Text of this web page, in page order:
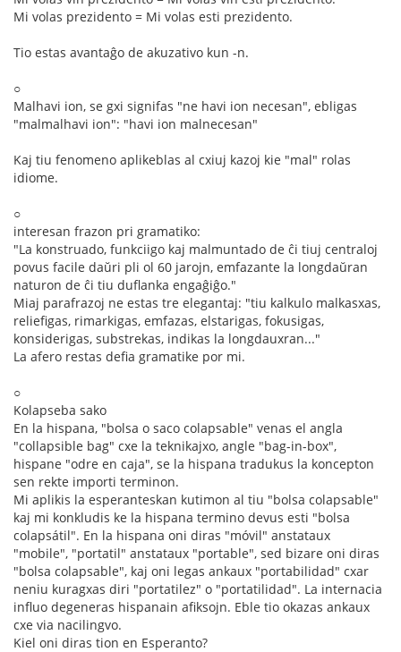
Mi volas prezidento = Mi volas esti prezidento.
Tio estas avantaĝo de akuzativo kun -n.
○
Malhavi ion, se gxi signifas "ne havi ion necesan", ebligas
"malmalhavi ion": "havi ion malnecesan"
Kaj tiu fenomeno aplikeblas al cxiuj kazoj kie "mal" rolas
idiome.
○
interesan frazon pri gramatiko:
"La konstruado, funkciigo kaj malmuntado de ĉi tiuj centraloj
povus facile daŭri pli ol 60 jarojn, emfazante la longdaŭran
naturon de ĉi tiu duflanka engaĝiĝo."
Miaj parafrazoj ne estas tre elegantaj: "tiu kalkulo malkasxas,
reliefigas, rimarkigas, emfazas, elstarigas, fokusigas,
konsiderigas, substrekas, indikas la longdauxran..."
La afero restas defia gramatike por mi.
○
Kolapseba sako
En la hispana, "bolsa o saco colapsable" venas el angla
"collapsible bag" cxe la teknikajxo, angle "bag-in-box",
hispane "odre en caja", se la hispana tradukus la koncepton
sen rekte importi terminon.
Mi aplikis la esperanteskan kutimon al tiu "bolsa colapsable"
kaj mi konkludis ke la hispana termino devus esti "bolsa
colapsátil". En la hispana oni diras "móvil" anstataux
"mobile", "portatil" anstataux "portable", sed bizare oni diras
"bolsa colapsable", kaj oni legas ankaux "portabilidad" cxar
neniu kuragxas diri "portatilez" o "portatilidad". La internacia
influo degeneras hispanain afiksojn. Eble tio okazas ankaux
cxe via nacilingvo.
Kiel oni diras tion en Esperanto?